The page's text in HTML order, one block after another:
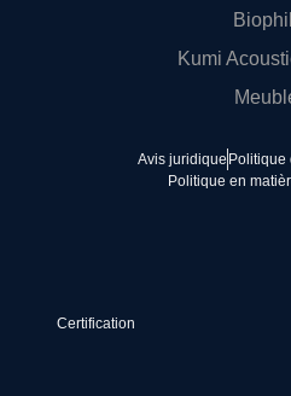
Kumi
Avis juridique Politique
Politique en
Certification